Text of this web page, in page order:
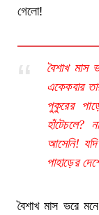
গেলো!
বৈশাখ মাস
একেকবার
পুকুরের
আসেনি!
পাহাড়ের
বৈশাখ মাস ভরে